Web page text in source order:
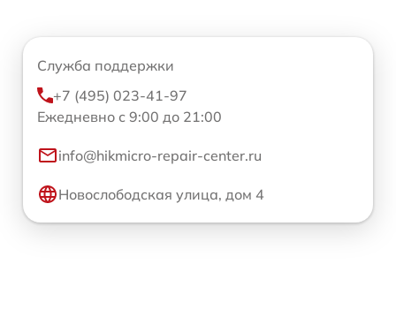
Служба поддержки
+7 (495) 023-41-97
Ежедневно с 9:00 до 21:00
info@hikmicro-repair-center.ru
Новослободская улица, дом 4